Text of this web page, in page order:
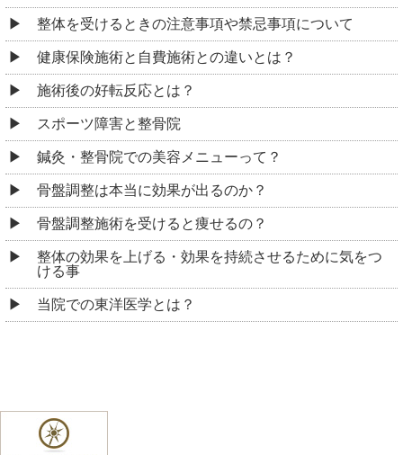
整体を受けるときの注意事項や禁忌事項について
健康保険施術と自費施術との違いとは？
施術後の好転反応とは？
スポーツ障害と整骨院
鍼灸・整骨院での美容メニューって？
骨盤調整は本当に効果が出るのか？
骨盤調整施術を受けると痩せるの？
整体の効果を上げる・効果を持続させるために気をつ
ける事
当院での東洋医学とは？